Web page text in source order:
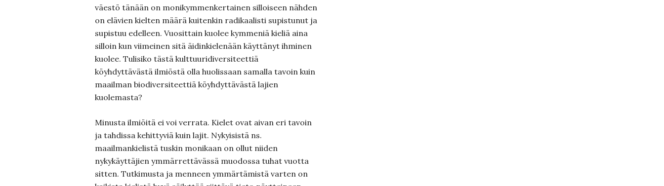
väestö tänään on monikymmenkertainen silloiseen nähden
on elävien kielten määrä kuitenkin radikaalisti supistunut ja
supistuu edelleen. Vuosittain kuolee kymmeniä kieliä aina
silloin kun viimeinen sitä äidinkielenään käyttänyt ihminen
kuolee. Tulisiko tästä kulttuuridiversiteettiä
köyhdyttävästä ilmiöstä olla huolissaan samalla tavoin kuin
maailman biodiversiteettiä köyhdyttävästä lajien
kuolemasta?
Minusta ilmiöitä ei voi verrata. Kielet ovat aivan eri tavoin
ja tahdissa kehittyviä kuin lajit. Nykyisistä ns.
maailmankielistä tuskin monikaan on ollut niiden
nykykäyttäjien ymmärrettävässä muodossa tuhat vuotta
sitten. Tutkimusta ja menneen ymmärtämistä varten on